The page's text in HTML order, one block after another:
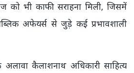
को भी काफी सराहना मिली, जिसमें
अफेयर्स से जुड़े कई प्रभावशाली
कैलाशनाथ अधिकारी साहित्य